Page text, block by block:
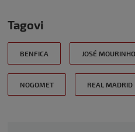
Tagovi
BENFICA JOSÉ MOURINHO
NOGOMET REAL MADRID